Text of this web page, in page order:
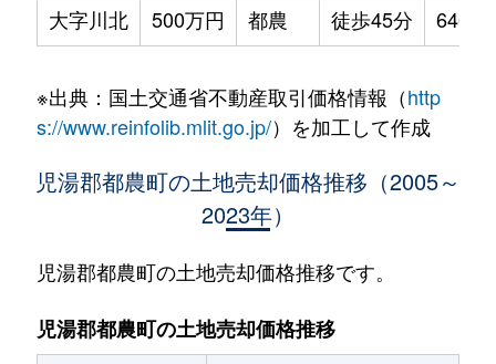
大字川北
500万円 都農 徒歩45分 640m²
※出典：国土交通省不動産取引価格情報（http
s://www.reinfolib.mlit.go.jp/）を加工して作成
児湯郡都農町の土地売却価格推移（2005～
2023年）
児湯郡都農町の土地売却価格推移です。
児湯郡都農町の土地売却価格推移